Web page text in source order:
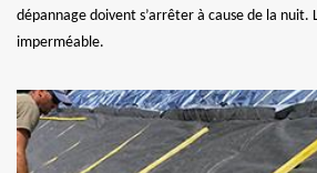
dépannage doivent s’arrêter à cause de la nuit.
imperméable.